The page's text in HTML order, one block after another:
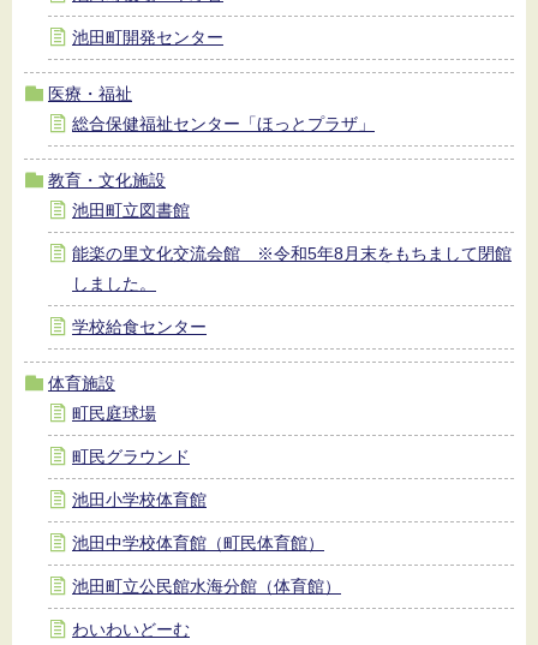
池田町開発センター
医療・福祉
総合保健福祉センター「ほっとプラザ」
教育・文化施設
池田町立図書館
能楽の里文化交流会館 ※令和5年8月末をもちまして閉館
しました。
学校給食センター
体育施設
町民庭球場
町民グラウンド
池田小学校体育館
池田中学校体育館（町民体育館）
池田町立公民館水海分館（体育館）
わいわいどーむ